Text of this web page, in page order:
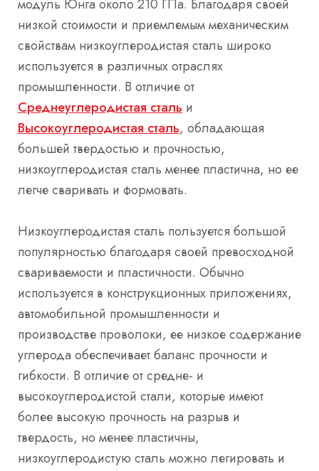
модуль Юнга около 210 ГПа. Благодаря своей
низкой стоимости и приемлемым механическим
свойствам низкоуглеродистая сталь широко
используется в различных отраслях
промышленности. В отличие от
Среднеуглеродистая сталь и
Высокоуглеродистая сталь, обладающая
большей твердостью и прочностью,
низкоуглеродистая сталь менее пластична, но ее
легче сваривать и формовать.
Низкоуглеродистая сталь пользуется большой
популярностью благодаря своей превосходной
свариваемости и пластичности. Обычно
используется в конструкционных приложениях,
автомобильной промышленности и
производстве проволоки, ее низкое содержание
углерода обеспечивает баланс прочности и
гибкости. В отличие от средне- и
высокоуглеродистой стали, которые имеют
более высокую прочность на разрыв и
твердость, но менее пластичны,
низкоуглеродистую сталь можно легировать и